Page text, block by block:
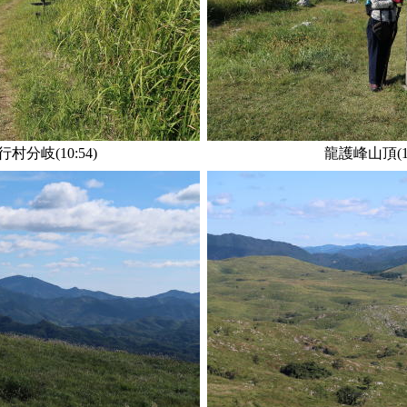
村分岐(10:54) 龍護峰山頂